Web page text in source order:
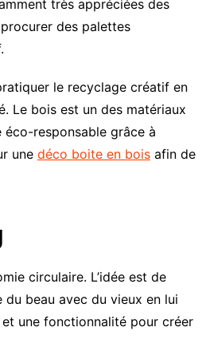
très appréciées des
des palettes
le recyclage créatif en
Le bois est un des matériaux
éco-responsable grâce à
une déco boite en bois afin de
circulaire. L’idée est de
beau avec du vieux en lui
une fonctionnalité pour créer